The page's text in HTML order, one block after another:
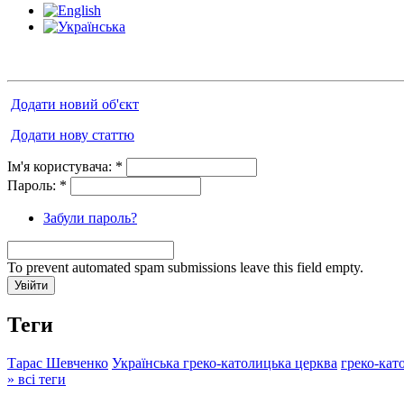
Додати новий об'єкт
Додати нову статтю
Ім'я користувача: *
Пароль: *
Забули пароль?
To prevent automated spam submissions leave this field empty.
Теги
Тарас Шевченко Українська греко-католицька церква греко-
» всі теги